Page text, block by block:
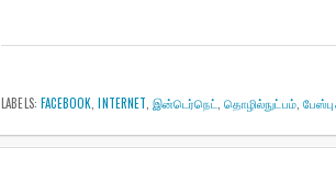
LABELS:FACEBOOK ,INTERNET இன்டெர்நெட் தொழில்நுட்பம்,